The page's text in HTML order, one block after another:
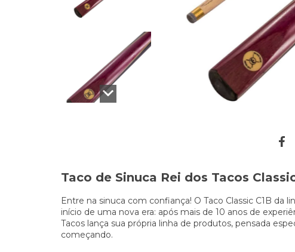
Taco de Sinuca Rei dos Tacos
Entre na sinuca com confiança! O Taco Classic C1B da
início de uma nova era: após mais de 10 anos de
Tacos lança sua própria linha de produtos, pensada
começando.